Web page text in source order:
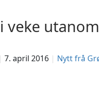
veke
7. april 2016 Nytt frå